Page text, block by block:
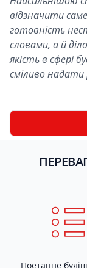
відзначити
готовність
словами, а й
якість в сфері
сміливо надати
Поетапне